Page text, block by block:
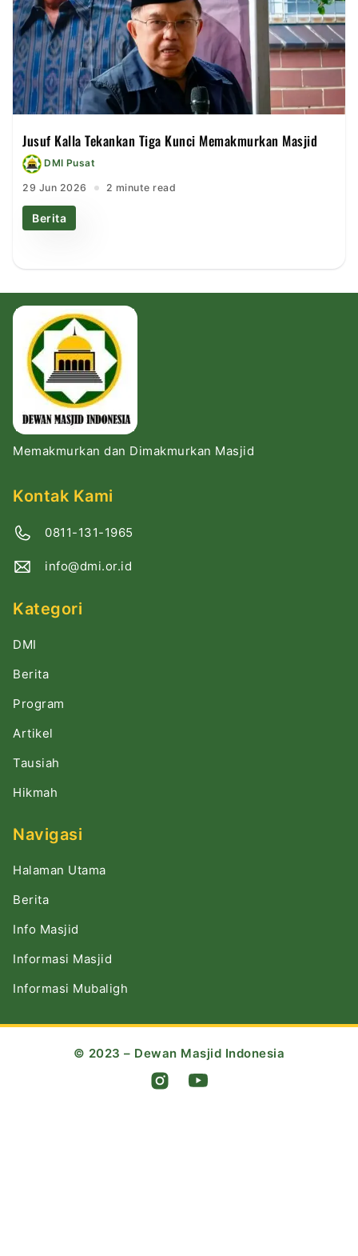
Jusuf Kalla Tekankan Tiga Kunci Memakmurkan Masjid
DMI Pusat
29 Jun 2026 2 minute read
Berita
Memakmurkan dan Dimakmurkan Masjid
Kontak Kami
0811-131-1965
info@dmi.or.id
Kategori
DMI
Berita
Program
Artikel
Tausiah
Hikmah
Navigasi
Halaman Utama
Berita
Info Masjid
Informasi Masjid
Informasi Mubaligh
© 2023 – Dewan Masjid Indonesia